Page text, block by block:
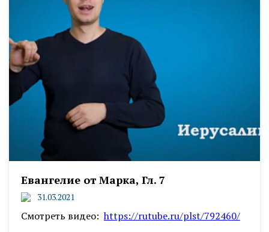
Евангелие от Марка, Гл. 7
31.03.2021
Смотреть видео:https://rutube.ru/plst/792460/